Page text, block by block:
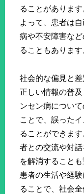
ることがありま
よって、患者は
病や不安障害な
ることもあります
社会的な偏見と差
正しい情報の普
ンセン病につい
ことで、誤った
ることができま
者との交流や対
を解消すること
患者の生活や経
ることで、社会